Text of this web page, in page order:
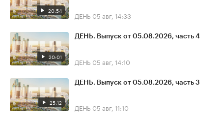
20:54 ДЕНЬ 05 авг, 14:33
20:01
ДЕНЬ. Выпуск от 05.08.2026, часть 4
ДЕНЬ 05 авг, 14:10
25:12
ДЕНЬ. Выпуск от 05.08.2026, часть 3
ДЕНЬ 05 авг, 11:10